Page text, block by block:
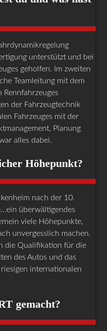
unterstützt und bei
geholfen. Im zweiten
Teamleitung mit dem
der Fahrzeugtechnik
Fahrzeuges mit der
Planung
alles dabei.
Höhepunkt?
nach der 10.
überwältigendes
viele Höhepunkte,
unvergesslich machen.
die Qualifikation für die
des Autos und das
internationalen
gemacht?